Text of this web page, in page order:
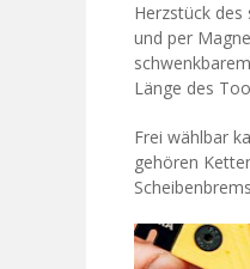
Herzstück
und per
Länge des
Frei wählbar
gehören